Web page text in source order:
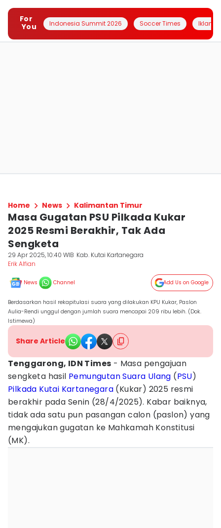
For
You
Indonesia Summit 2026 Soccer Times Iklanin
Home News Kalimantan Timur
Masa Gugatan PSU Pilkada Kukar
2025 Resmi Berakhir, Tak Ada
Sengketa
29 Apr 2025, 10:40 WIB Kab. Kutai Kartanegara
Erik Alfian
News Channel Add Us on Google
Berdasarkan hasil rekapitulasi suara yang dilakukan KPU Kukar, Paslon
Aulia-Rendi unggul dengan jumlah suara mencapai 209 ribu lebih. (Dok.
Istimewa)
Share Article
Tenggarong, IDN Times - Masa pengajuan
sengketa hasil Pemungutan Suara Ulang (PSU)
Pilkada Kutai Kartanegara (Kukar) 2025 resmi
berakhir pada Senin (28/4/2025). Kabar baiknya,
tidak ada satu pun pasangan calon (paslon) yang
mengajukan gugatan ke Mahkamah Konstitusi
(MK).